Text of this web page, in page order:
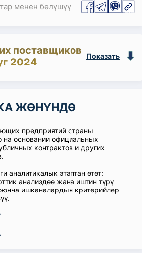
менен бөлүшүү
поставщиков
2024
Показать
ЖӨНҮНДӨ
предприятий страны
на основании официальных
контрактов и других
аналитикалык этаптан өтөт:
анализдөө жана иштин түрү
ишканалардын критерийлер